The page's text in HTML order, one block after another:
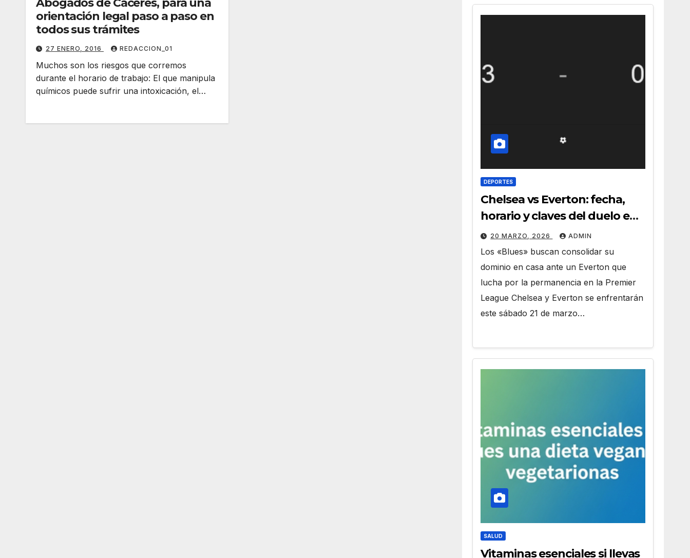
Abogados de Cáceres, para una
orientación legal paso a paso en
todos sus trámites
27 ENERO, 2016 REDACCION_01
Muchos son los riesgos que corremos
durante el horario de trabajo: El que manipula
químicos puede sufrir una intoxicación, el…
DEPORTES
Chelsea vs Everton: fecha,
horario y claves del duelo en
Stamford Bridge
20 MARZO, 2026 ADMIN
Los «Blues» buscan consolidar su
dominio en casa ante un Everton que
lucha por la permanencia en la Premier
League Chelsea y Everton se enfrentarán
este sábado 21 de marzo…
SALUD
Vitaminas esenciales si llevas